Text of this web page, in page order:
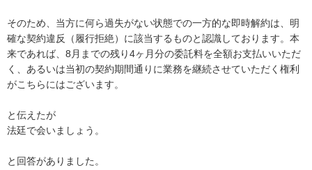
そのため、当方に何ら過失がない状態での一方的な即時解約は、明
確な契約違反（履行拒絶）に該当するものと認識しております。本
来であれば、8月までの残り4ヶ月分の委託料を全額お支払いいただ
く、あるいは当初の契約期間通りに業務を継続させていただく権利
がこちらにはございます。
と伝えたが
法廷で会いましょう。
と回答がありました。